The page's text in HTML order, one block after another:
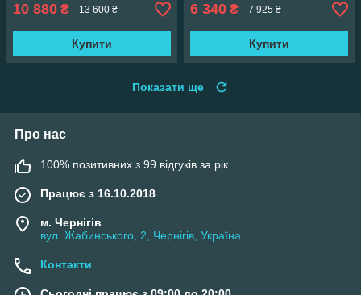
10 880 ₴ 13 600 ₴
Купити
6 340 ₴ 7 925 ₴
Купити
Показати ще
Про нас
100% позитивних з 99 відгуків за рік
Працює з 16.10.2018
м. Чернігів
вул. Жабинського, 2, Чернігів, Україна
Контакти